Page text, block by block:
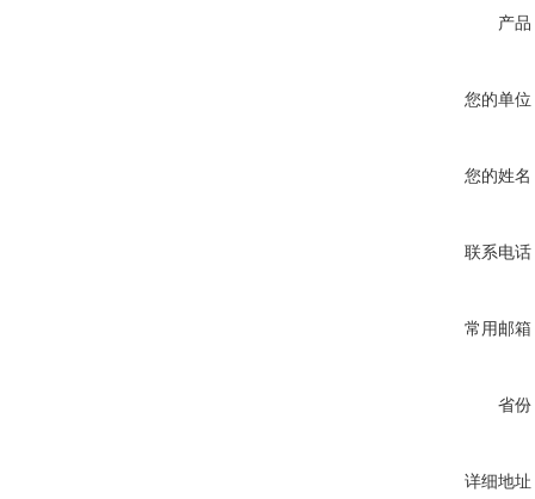
产品
您的单位
您的姓名
联系电话
常用邮箱
省份
详细地址